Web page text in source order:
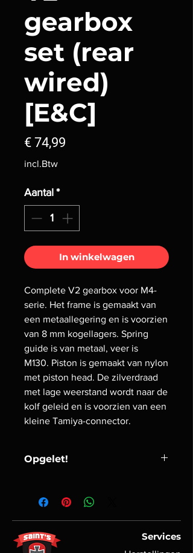
gearbox
set (rear
wired)
[E&C]
€ 74,99
incl.Btw
Aantal *
In winkelwagen
Complete V2 gearbox voor M4-
serie. Het frame is gemaakt van
een metaallegering en is voorzien
van 8 mm kogellagers. Spring
guide is van metaal, veer is
M130. Piston is gemaakt van nylon
met piston head. De zilverdraad
met lage weerstand wordt naar de
kolf geleid en is voorzien van een
kleine Tamiya-connector.
Opgelet!
van een batterij van 11,1 V kan de
interne onderdelen van de
versnellingsbak beschadigen
. Als je
een 11,1V-batterij wilt gebruiken, is het
Services